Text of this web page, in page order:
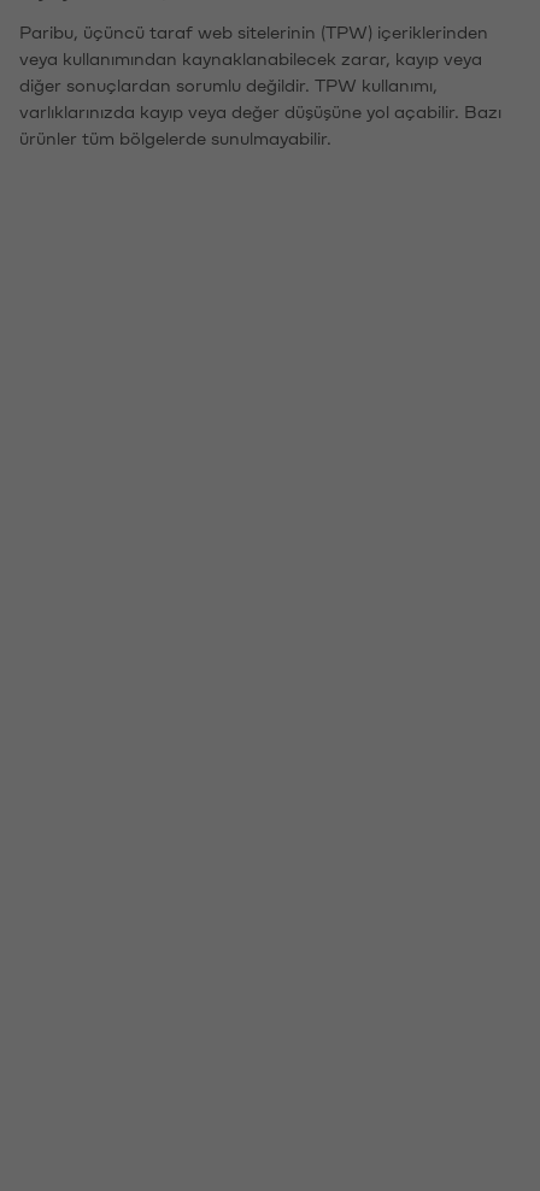
Paribu, üçüncü taraf web sitelerinin (TPW) içeriklerinden
veya kullanımından kaynaklanabilecek zarar, kayıp veya
diğer sonuçlardan sorumlu değildir. TPW kullanımı,
varlıklarınızda kayıp veya değer düşüşüne yol açabilir. Bazı
ürünler tüm bölgelerde sunulmayabilir.